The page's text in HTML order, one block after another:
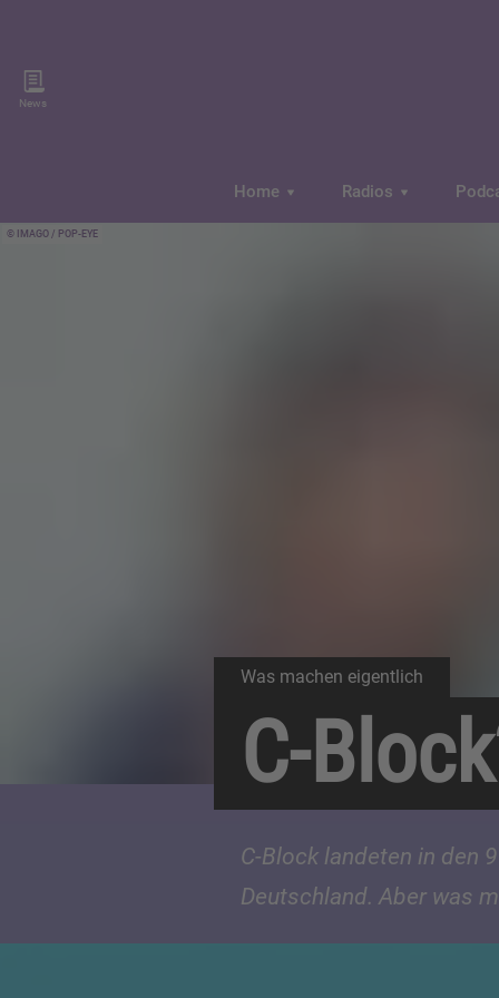
News
Home Radios
IMAGO / POP-EYE
Was machen eigentlich
C-
C-Block landeten in den
Deutschland. Aber was